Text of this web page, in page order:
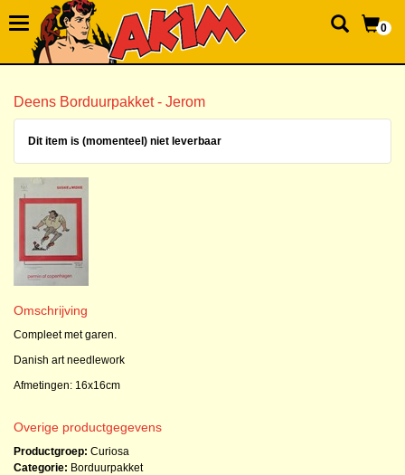
0
Deens Borduurpakket - Jerom
Dit item is (momenteel) niet leverbaar
Omschrijving
Compleet met garen.
Danish art needlework
Afmetingen: 16x16cm
Overige productgegevens
Productgroep: Curiosa
Categorie: Borduurpakket